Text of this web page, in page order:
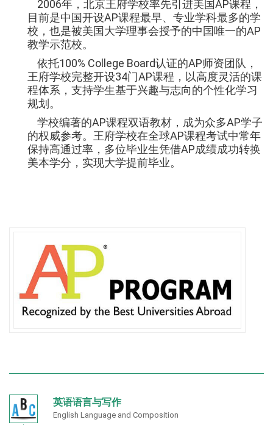
2006年，北京王府学校率先引进美国AP课程，
目前是中国开设AP课程最早、专业学科最多的学
校，也是被美国大学理事会授予的中国唯一的AP
教学示范校。
依托100% College Board认证的AP师资团队，
王府学校完整开设34门AP课程，以高度灵活的课
程体系，支持学生基于兴趣与志向的个性化学习
规划。
学校编著的AP课程双语教材，成为众多AP学子
的权威参考。王府学校在全球AP课程考试中常年
保持高通过率，多位毕业生凭借AP成绩成功转换
美本学分，实现大学提前毕业。
英语语言与写作
English Language and Composition